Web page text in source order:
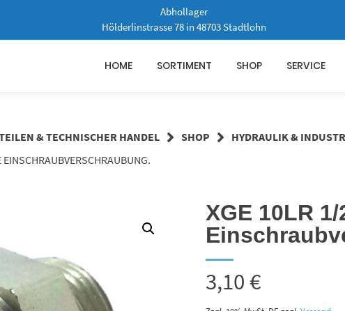
Abhollager
Hölderlinstrasse 78 in 48703 Stadtlohn
HOME SORTIMENT SHOP SERVICE
& TECHNISCHER HANDEL SHOP
HYDRAULIK &
XGE 10LR
3,10€